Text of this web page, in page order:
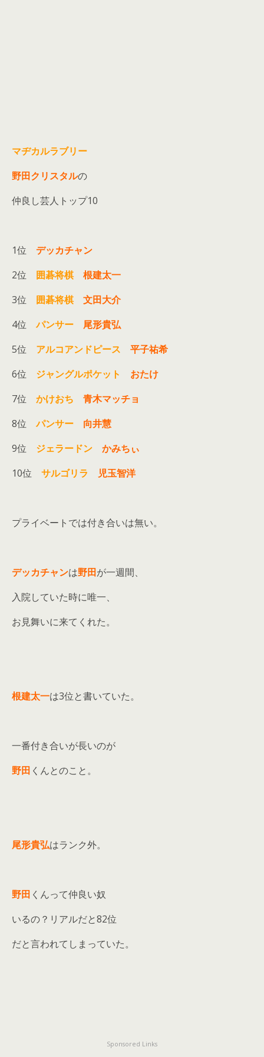
マヂカルラブリー
野田クリスタルの
仲良し芸人トップ10
1位 デッカチャン
2位 囲碁将棋 根建太一
3位 囲碁将棋 文田大介
4位パンサー 尾形貴弘
5位 アルコアンドピース 平子祐希
6位 ジャングルポケット おたけ
7位 かけおち 青木マッチョ
8位パンサー 向井慧
9位 ジェラードン かみちぃ
10位 サルゴリラ 児玉智洋
プライベートでは付き合いは無い。
デッカチャンは野田が一週間、
入院していた時に唯一、
お見舞いに来てくれた。
根建太一は3位と書いていた。
一番付き合いが長いのが
野田 くんとのこと。
尾形貴弘はランク外。
野田 くんって仲良い奴
いるの？リアルだと82位
だと言われてしまっていた。
Sponsored Links